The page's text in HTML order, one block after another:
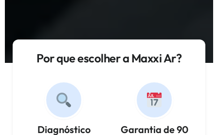
Por que escolher a Maxxi Ar?
Diagnóstico
Garantia de 90